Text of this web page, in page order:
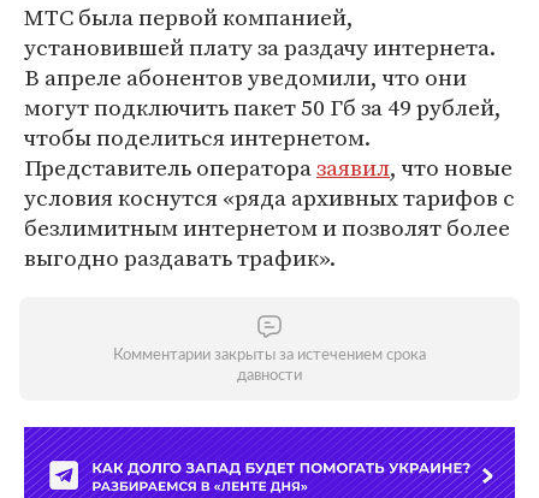
МТС была первой компанией,
установившей плату за раздачу интернета.
В апреле абонентов уведомили, что они
могут подключить пакет 50 Гб за 49 рублей,
чтобы поделиться интернетом.
Представитель операторазаявил, что новые
условия коснутся «ряда архивных тарифов с
безлимитным интернетом и позволят более
выгодно раздавать трафик».
Комментарии закрыты за истечением срока
давности